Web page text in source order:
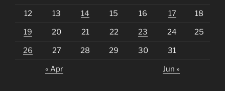
12 13 14 15 16 17 18
19 20 21 22 23 24 25
26 27 28 29 30 31
« Apr Jun »